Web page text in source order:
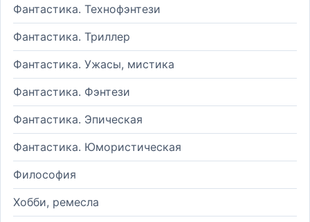
Фантастика. Технофэнтези
Фантастика. Триллер
Фантастика. Ужасы, мистика
Фантастика. Фэнтези
Фантастика. Эпическая
Фантастика. Юмористическая
Философия
Хобби, ремесла